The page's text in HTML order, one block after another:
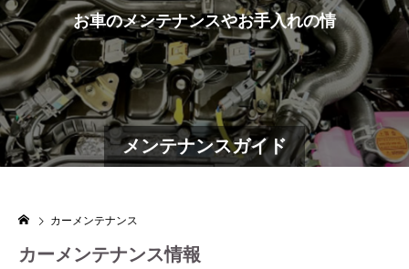
メンテナンスガイド
お車のメンテナンスやお手入れの情報はこちら
カーメンテナンス
カーメンテナンス情報